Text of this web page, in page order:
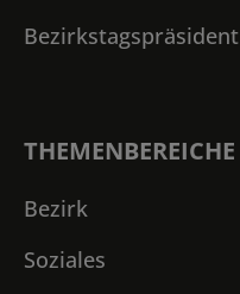
Bezirkstagspräsident
THEMENBEREICHE
Bezirk
Soziales